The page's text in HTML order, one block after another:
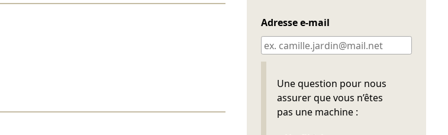
Adresse e-mail
Une question pour nous
assurer que vous n’êtes
pas une machine :
Ne pas remplir